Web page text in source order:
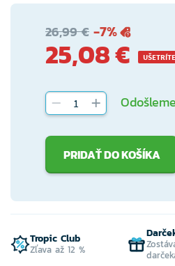
26,99 € -7%
25,08 €
PRIDAŤ DO KOŠÍKA
Tropic Club
Zľava až 12 %